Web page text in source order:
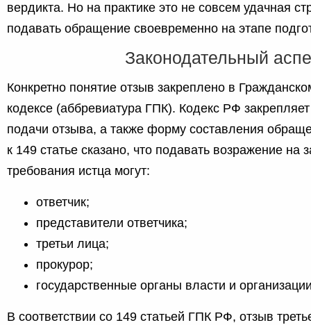
вердикта. Но на практике это не совсем удачная
подавать обращение своевременно на этапе
Законодательный
Конкретно понятие отзыв закреплено в
кодексе (аббревиатура ГПК). Кодекс РФ
подачи отзыва, а также форму составления
к 149 статье сказано, что подавать возражение на
требования истца могут:
ответчик;
представители ответчика;
третьи лица;
прокурор;
государственные органы власти и
В соответствии со 149 статьей ГПК РФ, отзыв